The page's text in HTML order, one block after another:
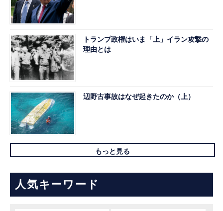
トランプ政権はいま「上」イラン攻撃の
理由とは
辺野古事故はなぜ起きたのか（上）
もっと見る
人気キーワード